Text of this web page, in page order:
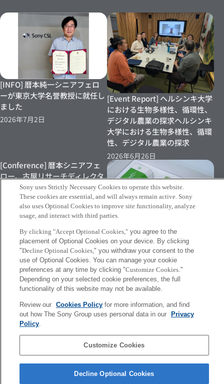
[INFO] 暦本純一シニアフェロ
ーが東京大学名誉教授に就任し
ました
2026年7月2日
[Event Report] ヘルシンキ大学
における生物多様性、循環性、
デジタル農業の探求ヘルシンキ
大学における生物多様性、循環
性、デジタル農業の探求
2026年6月26日
[Conference] 暦本シニアフェ
ロー、古屋リサーチディレクタ
ーらによる論文が ACM DIS
2026にて発表されました
2026年6月22日
[INFO] Sony Chinaによる、
Synecocultureを活用した緑茶
製品の発表に舩橋リサーチディ
レクターが登壇しました
2026年6月18日
More
Copyright ©1994–2026 Sony Computer Science Laboratories, Inc.,
Sony uses Strictly Necessary Cookies to operate this website.
These cookies are essential, and will always remain active. Sony
also uses Optional Cookies to improve site functionality, analyze
usage, and interact with third parties.
By clicking "Accept Optional Cookies,"you agree to the
placement of Optional Cookies on your device. By clicking
"Decline Optional Cookies," you withdraw your consent to the
use of Optional Cookies. You can manage your cookie
preferences at any time by clicking "Customize Cookies."
Depending on your selected cookie preferences, the full
functionality of this website may not be available.
Review our Cookies Policyfor more information, and find
out how The Sony Group uses personal data in our
Privacy
Policy.
Customize Cookies
Decline Optional Cookies